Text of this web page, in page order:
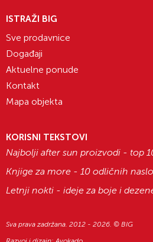
ISTRAŽI BIG
Sve prodavnice
Događaji
Aktuelne ponude
Kontakt
Mapa objekta
KORISNI TEKSTOVI
Najbolji after sun proizvodi - top
Knjige za more - 10 odličnih
Letnji nokti - ideje za boje i
Sva prava zadržana. 2012 - 2026. © BIG